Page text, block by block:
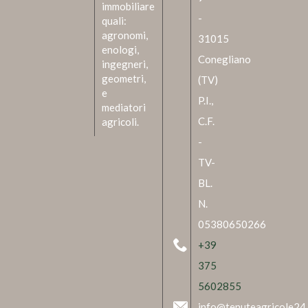
immobiliare
quali:
agronomi,
enologi,
ingegneri,
geometri,
e
mediatori
agricoli.
-
31015
Conegliano
(TV)
P.I.,
C.F.
-
TV-
BL.
N.
05380650266
+39
375
5602855